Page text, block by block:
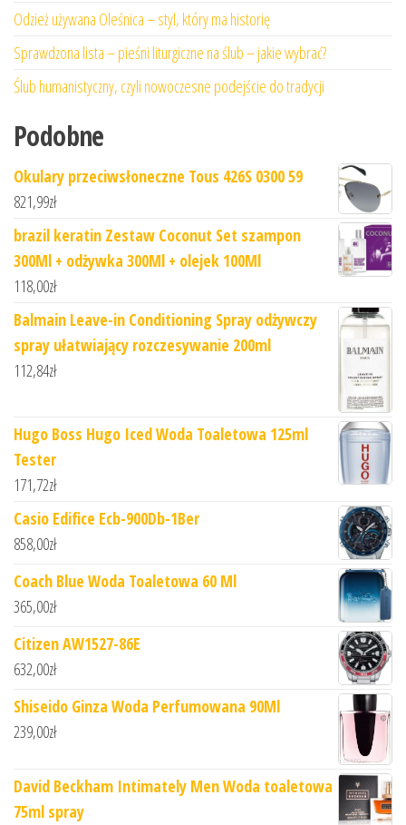
Odzież używana Oleśnica – styl, który ma historię
Sprawdzona lista – pieśni liturgiczne na ślub – jakie wybrać?
Ślub humanistyczny, czyli nowoczesne podejście do tradycji
Podobne
Okulary przeciwsłoneczne Tous 426S 0300 59
821,99zł
brazil keratin Zestaw Coconut Set szampon
300Ml + odżywka 300Ml + olejek 100Ml
118,00zł
Balmain Leave-in Conditioning Spray odżywczy
spray ułatwiający rozczesywanie 200ml
112,84zł
Hugo Boss Hugo Iced Woda Toaletowa 125ml
Tester
171,72zł
Casio Edifice Ecb-900Db-1Ber
858,00zł
Coach Blue Woda Toaletowa 60 Ml
365,00zł
Citizen AW1527-86E
632,00zł
Shiseido Ginza Woda Perfumowana 90Ml
239,00zł
David Beckham Intimately Men Woda toaletowa
75ml spray